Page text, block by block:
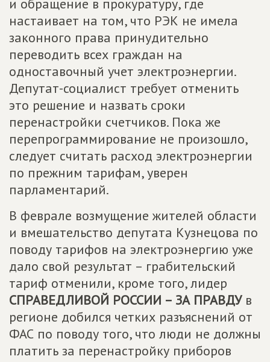
и обращение в прокуратуру, где
настаивает на том, что РЭК не имела
законного права принудительно
переводить всех граждан на
одноставочный учет электроэнергии.
Депутат-социалист требует отменить
это решение и назвать сроки
перенастройки счетчиков. Пока же
перепрограммирование не произошло,
следует считать расход электроэнергии
по прежним тарифам, уверен
парламентарий.
В феврале возмущение жителей области
и вмешательство депутата Кузнецова по
поводу тарифов на электроэнергию уже
дало свой результат – грабительский
тариф отменили, кроме того, лидер
СПРАВЕДЛИВОЙ РОССИИ – ЗА ПРАВДУв
регионе добился четких разъяснений от
ФАС по поводу того, что люди не должны
платить за перенастройку приборов